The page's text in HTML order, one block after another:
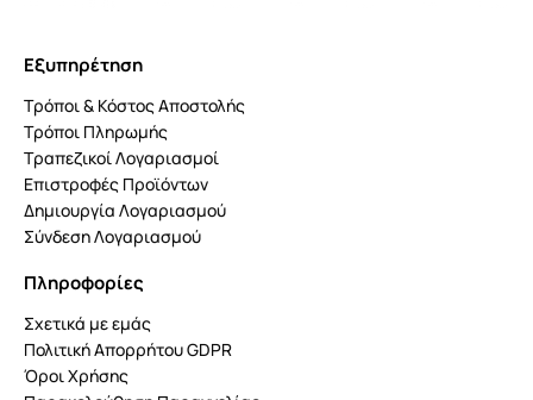
Εξυπηρέτηση
Τρόποι & Κόστος Αποστολής
Τρόποι Πληρωμής
Τραπεζικοί Λογαριασμοί
Επιστροφές Προϊόντων
Δημιουργία Λογαριασμού
Σύνδεση Λογαριασμού
Πληροφορίες
Σχετικά με εμάς
Πολιτική Απορρήτου GDPR
Όροι Χρήσης